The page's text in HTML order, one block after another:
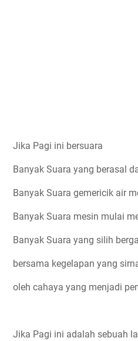
Jika Pagi ini bersuara
Banyak Suara yang berasal
Banyak Suara gemericik air
Banyak Suara mesin mulai
Banyak Suara yang silih
bersama kegelapan yang
oleh cahaya yang menjadi
Jika Pagi ini adalah sebuah